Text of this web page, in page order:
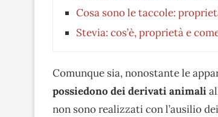
Cosa sono le taccole:
Stevia: cos’è, proprietà e
Comunque sia, nonostante le
possiedono dei derivati animali
non sono realizzati con l’ausilio